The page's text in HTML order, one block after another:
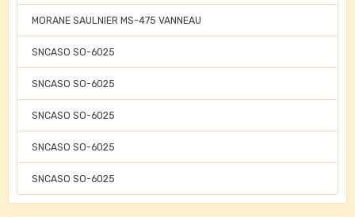
MORANE SAULNIER MS-475 VANNEAU
SNCASO SO-6025
SNCASO SO-6025
SNCASO SO-6025
SNCASO SO-6025
SNCASO SO-6025